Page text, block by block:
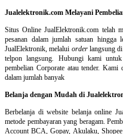
Jualelektronik.com Melayani
Situs Online JualElektronik.com telah
pesanan dalam jumlah satuan hingga
JualElektronik, melalui orderlangsung
telpon langsung. Hubungi kami untuk
pembelian Corporate atau tender.
dalam jumlah banyak
Belanja dengan Mudah di
Berbelanja diwebsite belanja online
metode pembayaran yang beragam.
Account BCA, Gopay, Akulaku,